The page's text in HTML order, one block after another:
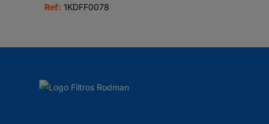
Ref: 1KDFF0078